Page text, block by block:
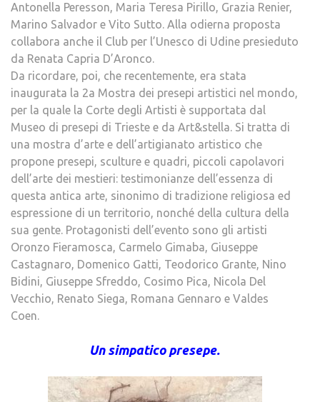
Antonella Peresson, Maria Teresa Pirillo, Grazia Renier,
Marino Salvador e Vito Sutto. Alla odierna proposta
collabora anche il Club per l’Unesco di Udine presieduto
da Renata Capria D’Aronco.
Da ricordare, poi, che recentemente, era stata
inaugurata la 2a Mostra dei presepi artistici nel mondo,
per la quale la Corte degli Artisti è supportata dal
Museo di presepi di Trieste e da Art&stella. Si tratta di
una mostra d’arte e dell’artigianato artistico che
propone presepi, sculture e quadri, piccoli capolavori
dell’arte dei mestieri: testimonianze dell’essenza di
questa antica arte, sinonimo di tradizione religiosa ed
espressione di un territorio, nonché della cultura della
sua gente. Protagonisti dell’evento sono gli artisti
Oronzo Fieramosca, Carmelo Gimaba, Giuseppe
Castagnaro, Domenico Gatti, Teodorico Grante, Nino
Bidini, Giuseppe Sfreddo, Cosimo Pica, Nicola Del
Vecchio, Renato Siega, Romana Gennaro e Valdes
Coen.
Un simpatico presepe.